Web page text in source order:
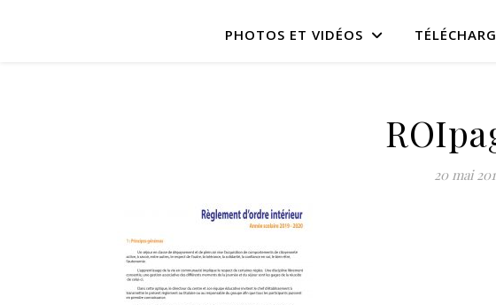
PHOTOS ET VIDÉOS
20 mai